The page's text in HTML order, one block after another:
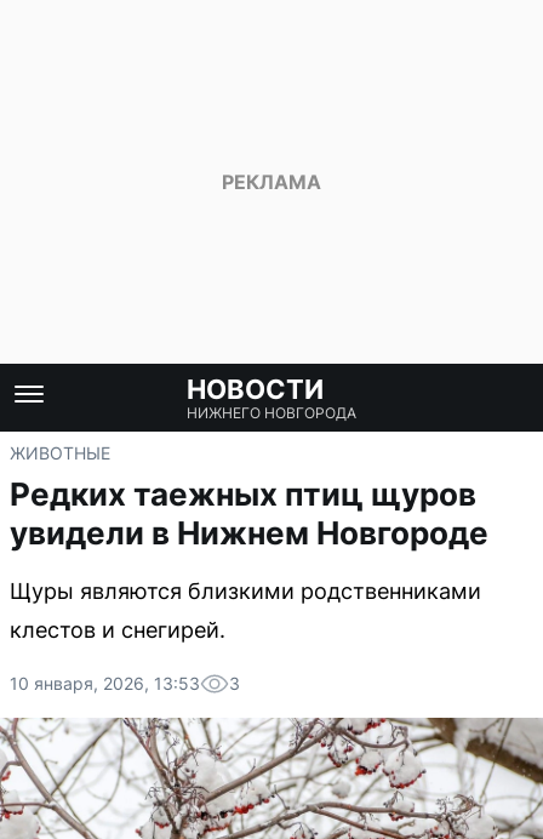
НОВОСТИ
НИЖНЕГО НОВГОРОДА
ЖИВОТНЫЕ
Редких таежных птиц щуров
увидели в Нижнем Новгороде
Щуры являются близкими родственниками
клестов и снегирей.
10 января, 2026, 13:53 3